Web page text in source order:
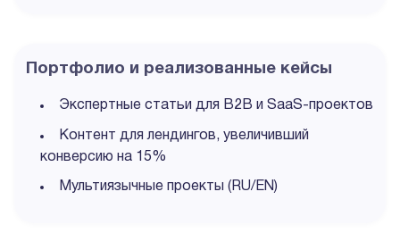
Портфолио и реализованные кейсы
Экспертные статьи для B2B и SaaS-проектов
Контент для лендингов, увеличивший
конверсию на 15%
Мультиязычные проекты (RU/EN)